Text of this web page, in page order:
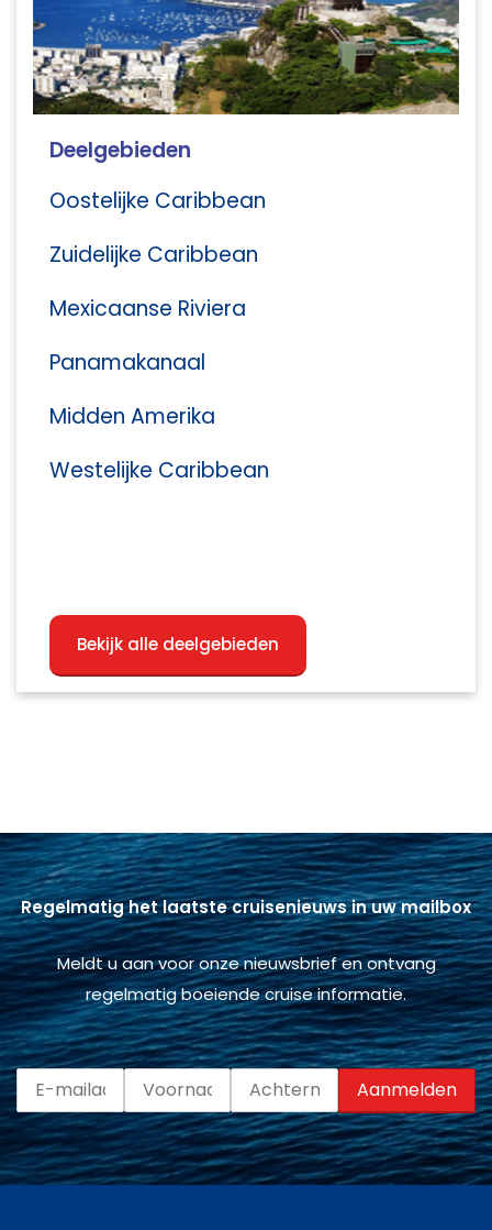
Deelgebieden
Oostelijke Caribbean
Zuidelijke Caribbean
Mexicaanse Riviera
Panamakanaal
Midden Amerika
Westelijke Caribbean
Bekijk alle deelgebieden
Regelmatig het laatste cruisenieuws in uw mailbox
Meldt u aan voor onze nieuwsbrief en ontvang
regelmatig boeiende cruise informatie.